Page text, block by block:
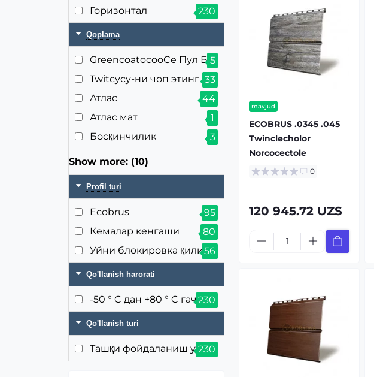
Горизонтал 230
Qoplama
GreencoatocooCe Пул БТ5
Twitcycy-ни чоп этинг 33
Атлас
44
Атлас мат
1
Босқинчилик
3
Show more: (10)
Profil turi
Ecobrus
95
Кемалар кенгаши
80
Уйни блокировка қилиш
56
Qo'llanish harorati
-50 ° C дан +80 ° C гача230
Qo'llanish turi
Ташқи фойдаланиш учун
230
mavjud
ECOBRUS .0345 .045
Twinclecholor
Norcocectole
0
120 945.72 UZS